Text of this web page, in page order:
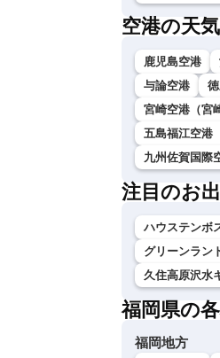
空港の天気
鹿児島空港
与論空港
宮崎空港（宮
五島福江空港
九州佐賀国際
注目のお
ハウステンボ
グリーンラン
久住高原沢水
福岡県の
福岡地方